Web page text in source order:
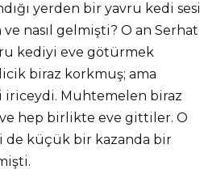
yerden bir yavru kedi sesi
nasıl gelmişti? O an Serhat
kediyi eve götürmek
biraz korkmuş; ama
iriceydi. Muhtemelen biraz
ve hep birlikte eve gittiler. O
de küçük bir kazanda bir